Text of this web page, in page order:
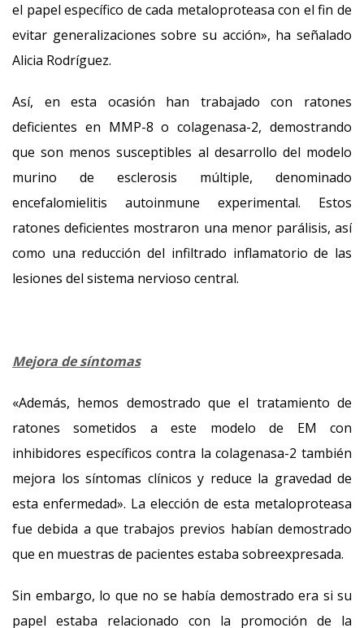
el papel específico de cada metaloproteasa con el fin de
evitar generalizaciones sobre su acción», ha señalado
Alicia Rodríguez.
Así, en esta ocasión han trabajado con ratones
deficientes en MMP-8 o colagenasa-2, demostrando
que son menos susceptibles al desarrollo del modelo
murino de esclerosis múltiple, denominado
encefalomielitis autoinmune experimental. Estos
ratones deficientes mostraron una menor parálisis, así
como una reducción del infiltrado inflamatorio de las
lesiones del sistema nervioso central.
Mejora de síntomas
«Además, hemos demostrado que el tratamiento de
ratones sometidos a este modelo de EM con
inhibidores específicos contra la colagenasa-2 también
mejora los síntomas clínicos y reduce la gravedad de
esta enfermedad». La elección de esta metaloproteasa
fue debida a que trabajos previos habían demostrado
que en muestras de pacientes estaba sobreexpresada.
Sin embargo, lo que no se había demostrado era si su
papel estaba relacionado con la promoción de la